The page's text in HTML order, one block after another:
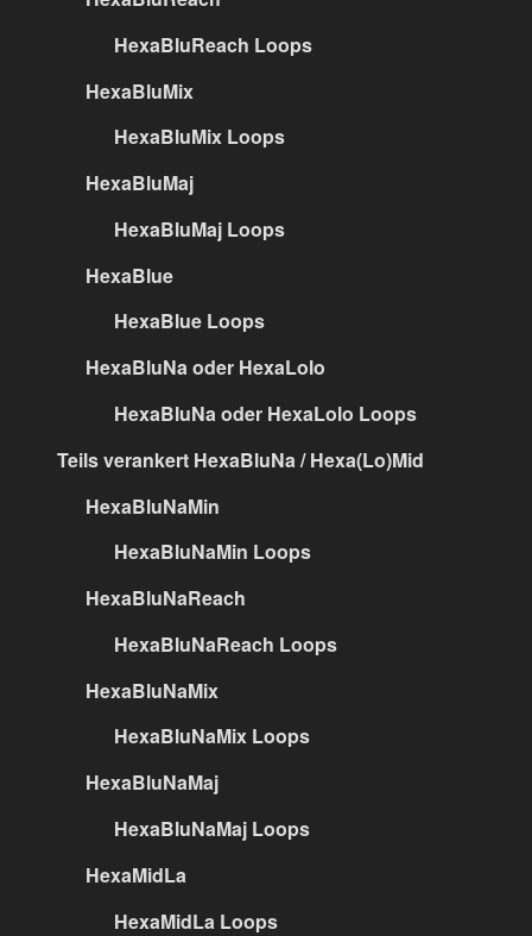
HexaBluReach Loops
HexaBluMix
HexaBluMix Loops
HexaBluMaj
HexaBluMaj Loops
HexaBlue
HexaBlue Loops
HexaBluNa oder HexaLolo
HexaBluNa oder HexaLolo Loops
Teils verankert HexaBluNa / Hexa(Lo)Mid
HexaBluNaMin
HexaBluNaMin Loops
HexaBluNaReach
HexaBluNaReach Loops
HexaBluNaMix
HexaBluNaMix Loops
HexaBluNaMaj
HexaBluNaMaj Loops
HexaMidLa
HexaMidLa Loops